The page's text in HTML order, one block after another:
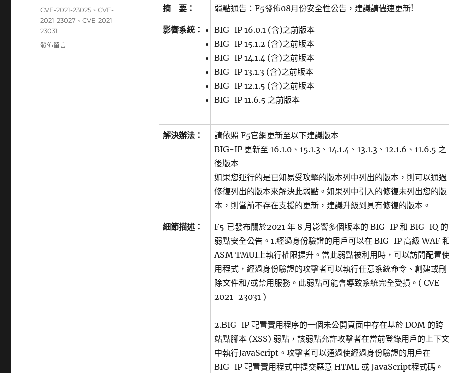
摘 要： 弱點通告：F5發佈08月份安全性公告，建議請儘速更新!
影響系統：
BIG-IP 16.0.1 (含)之前版本
BIG-IP 15.1.2 (含)之前版本
BIG-IP 14.1.4 (含)之前版本
BIG-IP 13.1.3 (含)之前版本
BIG-IP 12.1.5 (含)之前版本
BIG-IP 11.6.5 之前版本
解決辦法：
請依照 F5官網更新至以下建議版本
BIG-IP 更新至 16.1.0、15.1.3、14.1.4、13.1.3、12.1.6、11.6.5 之
後版本
如果您運行的是已知易受攻擊的版本列中列出的版本，則可以通過
修復列出的版本來解決此弱點。如果列中引入的修復未列出您的版
本，則當前不存在支援的更新，建議升級到具有修復的版本。
細節描述：
F5 已發布關於2021 年 8 月影響多個版本的 BIG-IP 和 BIG-IQ 的
弱點安全公告。1.經過身份驗證的用戶可以在 BIG-IP 高級 WAF
ASM TMUI上執行權限提升。當此弱點被利用時，可以訪問配置
用程式，經過身份驗證的攻擊者可以執行任意系統命令、創建或刪
除文件和/或禁用服務。此弱點可能會導致系統完全受損。( CVE-
2021-23031 )
2.BIG-IP 配置實用程序的一個未公開頁面中存在基於 DOM 的跨
站點腳本 (XSS) 弱點，該弱點允許攻擊者在當前登錄用戶的上下文
中執行JavaScript。攻擊者可以通過使經過身份驗證的用戶在
BIG-IP 配置實用程式中提交惡意 HTML 或 JavaScript程式碼。
期:
標
籤
CVE-2021-23025 、CVE-
2021-23027 、CVE-2021-
23031
在
發佈留言